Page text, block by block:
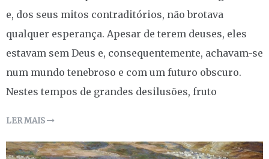
e, dos seus mitos contraditórios, não brotava
qualquer esperança. Apesar de terem deuses, eles
estavam sem Deus e, consequentemente, achavam-se
num mundo tenebroso e com um futuro obscuro.
Nestes tempos de grandes desilusões, fruto
LER MAIS